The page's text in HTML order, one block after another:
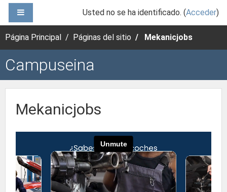
Salta al contenido principal
Usted no se ha identificado. (Acceder)
Página Principal Páginas del sitio Mekanicjobs
Campuseina
Mekanicjobs